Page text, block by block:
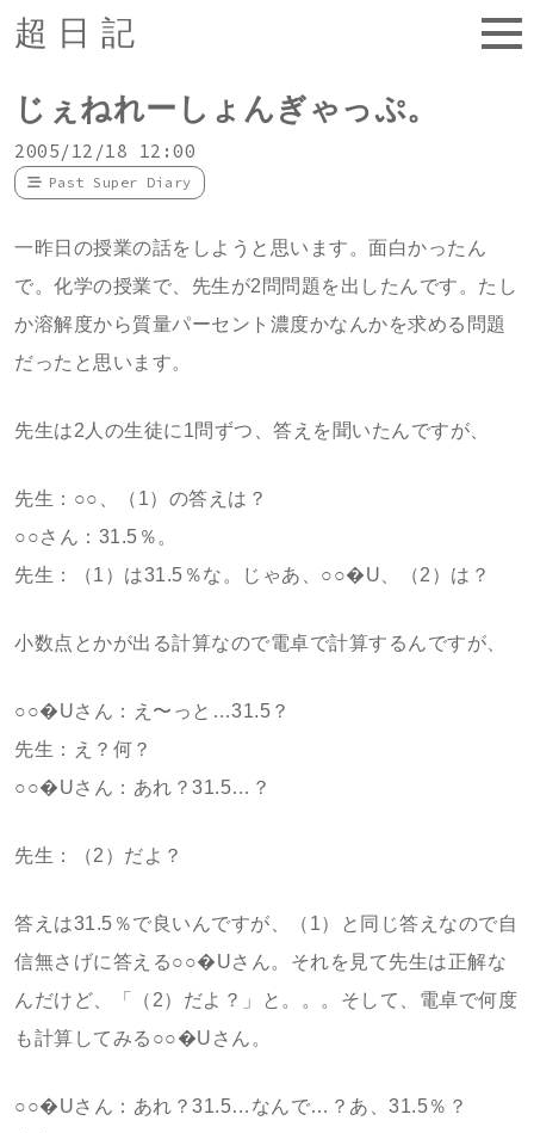
超日記
じぇねれーしょんぎゃっぷ。
2005/12/18 12:00
Past Super Diary
一昨日の授業の話をしようと思います。面白かったん
で。化学の授業で、先生が2問問題を出したんです。たし
か溶解度から質量パーセント濃度かなんかを求める問題
だったと思います。
先生は2人の生徒に1問ずつ、答えを聞いたんですが、
先生：○○、（1）の答えは？
○○さん：31.5％。
先生：（1）は31.5％な。じゃあ、○○�U、（2）は？
小数点とかが出る計算なので電卓で計算するんですが、
○○�Uさん：え〜っと…31.5？
先生：え？何？
○○�Uさん：あれ？31.5…？
先生：（2）だよ？
答えは31.5％で良いんですが、（1）と同じ答えなので自
信無さげに答える○○�Uさん。それを見て先生は正解な
んだけど、「（2）だよ？」と。。。そして、電卓で何度
も計算してみる○○�Uさん。
○○�Uさん：あれ？31.5…なんで…？あ、31.5％？